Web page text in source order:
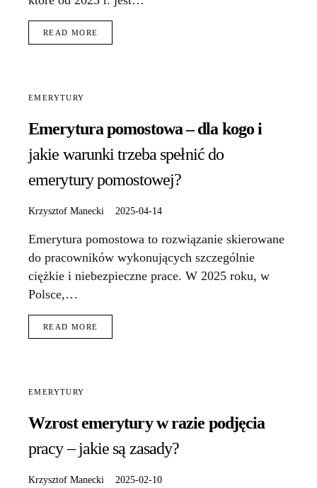
READ MORE
EMERYTURY
Emerytura pomostowa – dla kogo i
jakie warunki trzeba spełnić do
emerytury pomostowej?
Krzysztof Manecki 2025-04-14
Emerytura pomostowa to rozwiązanie skierowane
do pracowników wykonujących szczególnie
ciężkie i niebezpieczne prace. W 2025 roku, w
Polsce,…
READ MORE
EMERYTURY
Wzrost emerytury w razie podjęcia
pracy – jakie są zasady?
Krzysztof Manecki 2025-02-10